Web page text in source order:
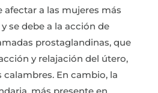
afectar a las mujeres más
se debe a la acción de
prostaglandinas, que
y relajación del útero,
En cambio, la